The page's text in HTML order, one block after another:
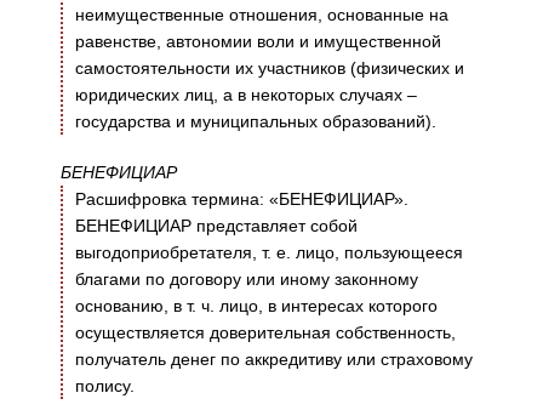
неимущественные отношения, основанные на
равенстве, автономии воли и имущественной
самостоятельности их участников (физических и
юридических лиц, а в некоторых случаях –
государства и муниципальных образований).
БЕНЕФИЦИАР
Расшифровка термина: «БЕНЕФИЦИАР».
БЕНЕФИЦИАР представляет собой
выгодоприобретателя, т. е. лицо, пользующееся
благами по договору или иному законному
основанию, в т. ч. лицо, в интересах которого
осуществляется доверительная собственность,
получатель денег по аккредитиву или страховому
полису.